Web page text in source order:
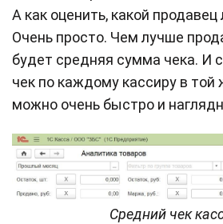
А как оценить, какой
Очень просто. Чем лучше
будет средняя сумма чека. И
чек по каждому кассиру в той
можно очень быстро и
Средний чек